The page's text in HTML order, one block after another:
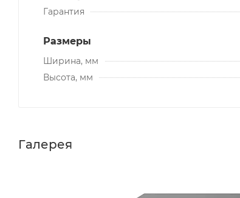
Гарантия
Размеры
Ширина, мм
Высота, мм
Галерея